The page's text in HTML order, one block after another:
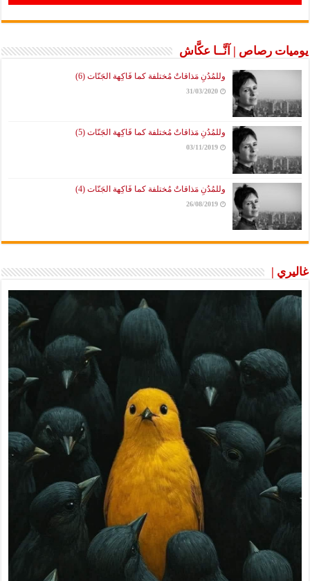
يوميات رصاص | آنَّــا عكَّاش
وللمُدُنِ مَذاقاتٌ مُختلفة كما فَاكِهة الجَنّات (6)
31/03/2020
وللمُدُنِ مَذاقاتٌ مُختلفة كما فَاكِهة الجَنّات (5)
03/11/2019
وللمُدُنِ مَذاقاتٌ مُختلفة كما فَاكِهة الجَنّات (4)
26/08/2019
غاليري |